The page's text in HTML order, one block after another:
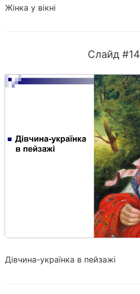
Жінка у вікні
Слайд #14
Дівчина-українка в пейзажі